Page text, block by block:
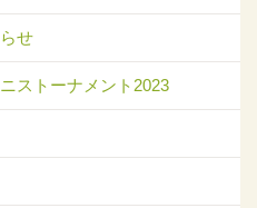
せ
ストーナメント2023